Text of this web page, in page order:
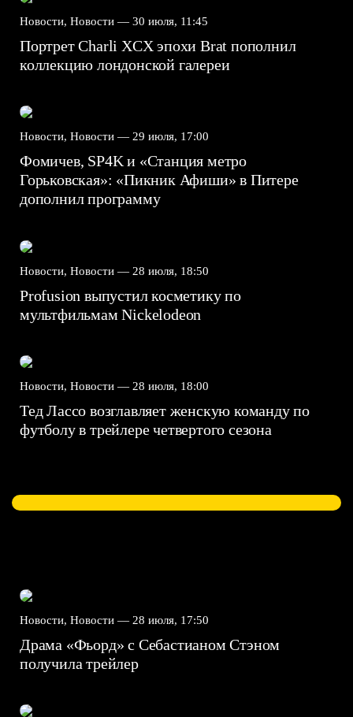
Новости, Новости — 30 июля, 11:45
Портрет Charli XCX эпохи Brat пополнил
коллекцию лондонской галереи
Новости, Новости — 29 июля, 17:00
Фомичев, SP4K и «Станция метро
Горьковская»: «Пикник Афиши» в Питере
дополнил программу
Новости, Новости — 28 июля, 18:50
Profusion выпустил косметику по
мультфильмам Nickelodeon
Новости, Новости — 28 июля, 18:00
Тед Лассо возглавляет женскую команду по
футболу в трейлере четвертого сезона
Новости, Новости — 28 июля, 17:50
Драма «Фьорд» с Себастианом Стэном
получила трейлер